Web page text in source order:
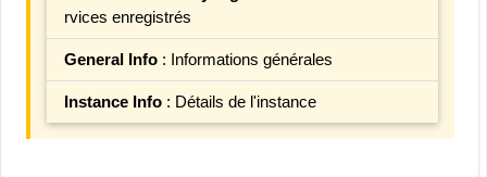
rvices enregistrés
General Info: Informations générales
Instance Info: Détails de l'instance